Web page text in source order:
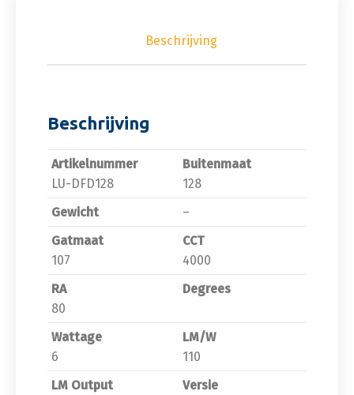
Beschrijving
Beschrijving
Artikelnummer
LU-DFD128
Buitenmaat
128
Gewicht
–
Gatmaat
107
CCT
4000
RA
80
Degrees
Wattage
6
LM/W
110
LM Output
Versie